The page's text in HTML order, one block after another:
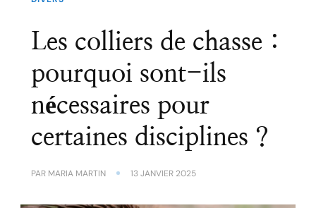
Les colliers de chasse :
pourquoi sont-ils
nécessaires pour
certaines disciplines ?
PAR MARIA MARTIN 13 JANVIER 2025